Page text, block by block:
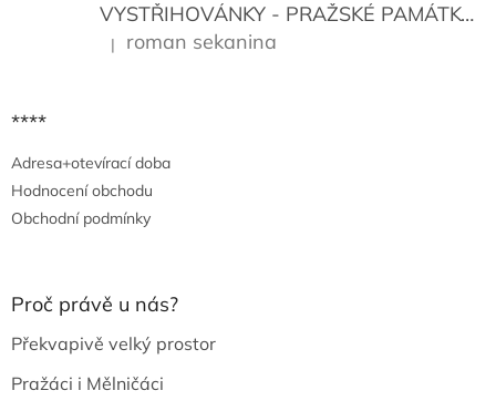
VYSTŘIHOVÁNKY - PRAŽSKÉ PAMÁTKY
Hodnocení produktu je 5 z 5 hvězdiček.
| roman sekanina
****
Adresa+otevírací doba
Hodnocení obchodu
Obchodní podmínky
Proč právě u nás?
Překvapivě velký prostor
Pražáci i Mělničáci